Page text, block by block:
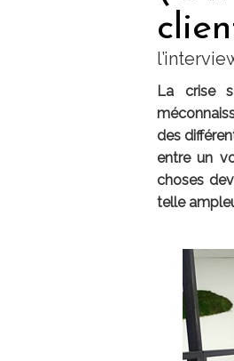
La crise
des
entre un
choses
telle